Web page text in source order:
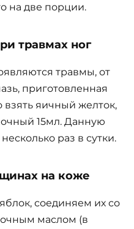
на две порции.
травмах ног
травмы, от
приготовленная
яичный желток,
15мл. Данную
раз в сутки.
на коже
соединяем их со
маслом (в